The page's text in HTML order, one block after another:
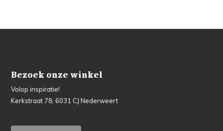
Bezoek onze winkel
Volop inspiratie!
Kerkstraat 78, 6031 CJ Nederweert